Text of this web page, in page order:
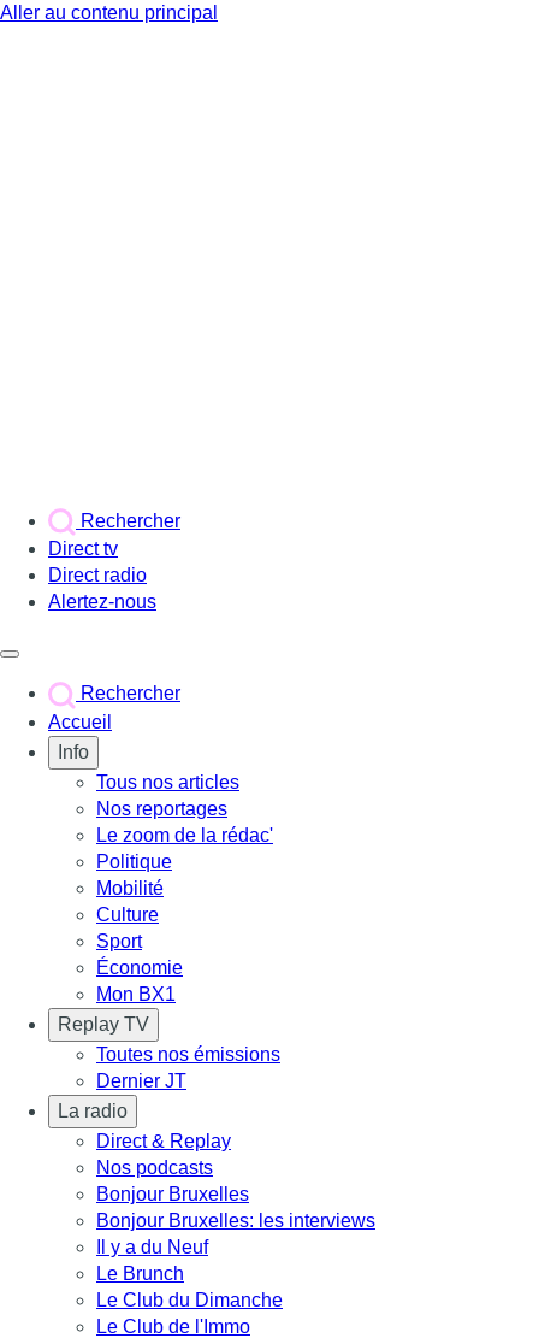
Aller au contenu principal
Rechercher
Direct tv
Direct radio
Alertez-nous
Rechercher
Accueil
Info
Tous nos articles
Nos reportages
Le zoom de la rédac'
Politique
Mobilité
Culture
Sport
Économie
Mon BX1
Replay TV
Toutes nos émissions
Dernier JT
La radio
Direct & Replay
Nos podcasts
Bonjour Bruxelles
Bonjour Bruxelles: les interviews
Il y a du Neuf
Le Brunch
Le Club du Dimanche
Le Club de l'Immo